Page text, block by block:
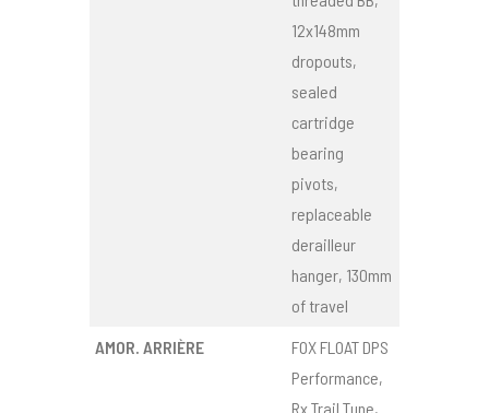
12x148mm
dropouts,
sealed
cartridge
bearing
pivots,
replaceable
derailleur
hanger, 130mm
of travel
AMOR. ARRIÈRE
FOX FLOAT DPS
Performance,
Rx Trail Tune,